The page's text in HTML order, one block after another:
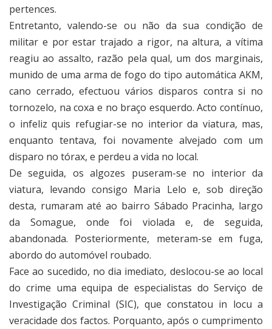
pertences.
Entretanto, valendo-se ou não da sua condição de
militar e por estar trajado a rigor, na altura, a vítima
reagiu ao assalto, razão pela qual, um dos marginais,
munido de uma arma de fogo do tipo automática AKM,
cano cerrado, efectuou vários disparos contra si no
tornozelo, na coxa e no braço esquerdo. Acto contínuo,
o infeliz quis refugiar-se no interior da viatura, mas,
enquanto tentava, foi novamente alvejado com um
disparo no tórax, e perdeu a vida no local.
De seguida, os algozes puseram-se no interior da
viatura, levando consigo Maria Lelo e, sob direção
desta, rumaram até ao bairro Sábado Pracinha, largo
da Somague, onde foi violada e, de seguida,
abandonada. Posteriormente, meteram-se em fuga,
abordo do automóvel roubado.
Face ao sucedido, no dia imediato, deslocou-se ao local
do crime uma equipa de especialistas do Serviço de
Investigação Criminal (SIC), que constatou in locu a
veracidade dos factos. Porquanto, após o cumprimento